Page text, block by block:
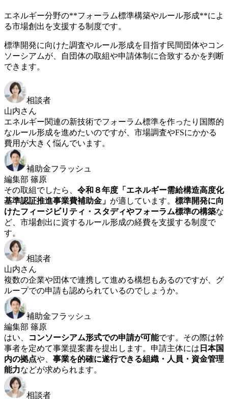
エネルギー分野の**フォーラム標準構築やルール形成**によ
る市場創出を支援する制度です。
標準開発に向けた調査やルール形成を目指す民間団体やコン
ソーシアムが、自団体の取組や申請体制に合致するかを判断
できます。
相談者
山内さん
エネルギー関連の新技術でフォーラム標準を作ったり国際的
なルール形成を進めたいのですが、市場調査やFSにかかる
費用が大きく悩んでいます。
補助金フラッシュ
編集部 篠原
その取組でしたら、 令和８年度「エネルギー需給構造高度化
基準認証推進事業費補助金」 が適しています。 標準開発に向
けたフィージビリティ・スタディやフォーラム標準の構築な
ど、市場創出に資するルール形成の経費を支援する制度で
す。
相談者
山内さん
複数の企業や団体で連携して進める構想もあるのですが、グ
ループでの申請も認められているのでしょうか。
補助金フラッシュ
編集部 篠原
はい、
コンソーシアム形式での申請が可能です。その際は幹
事者を定めて事業提案書を提出します。申請主体には 日本国
内の拠点や、 事業を的確に遂行できる組織・人員・資金管理
能力などが求められます。
相談者